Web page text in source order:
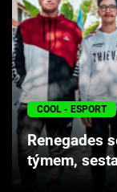
Seriály
Hry
Cool Esport
Pořady
TV Program
COOL - ESPORT
Renegades
týmem,